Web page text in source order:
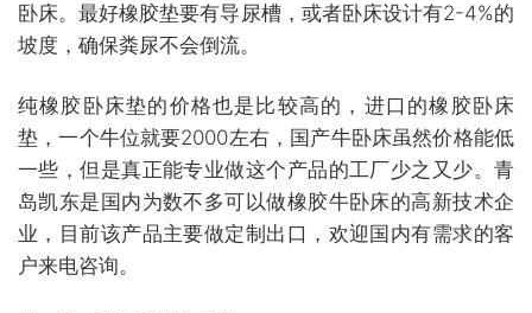
卧床。最好橡胶垫要有导尿槽，或者卧床设计有2-4%的
坡度，确保粪尿不会倒流。
纯橡胶卧床垫的价格也是比较高的，进口的橡胶卧床
垫，一个牛位就要2000左右，国产牛卧床虽然价格能低
一些，但是真正能专业做这个产品的工厂少之又少。青
岛凯东是国内为数不多可以做橡胶牛卧床的高新技术企
业，目前该产品主要做定制出口，欢迎国内有需求的客
户来电咨询。